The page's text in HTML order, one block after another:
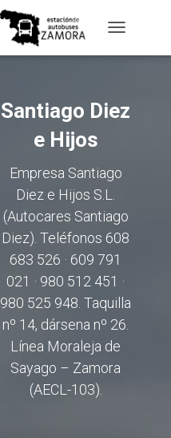
NAVIGATION
Santiago Diez
e Hijos
Empresa Santiago
Diez e Hijos S.L.
(Autocares Santiago
Diez). Teléfonos 608
683 526 · 609 791
021 · 980 512 451 ·
980 525 948. Taquilla
nº 14, dársena nº 26.
Línea Moraleja de
Sayago – Zamora
(AECL-103).